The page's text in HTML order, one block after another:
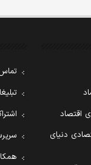
اقتصاد
دنیای